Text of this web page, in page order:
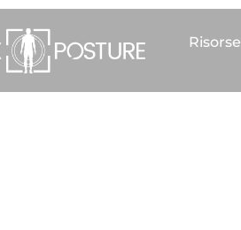
Risorse